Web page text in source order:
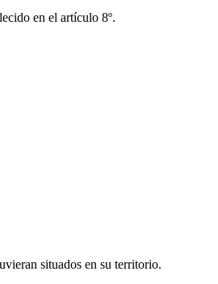
en el artículo 8º.
situados en su territorio.